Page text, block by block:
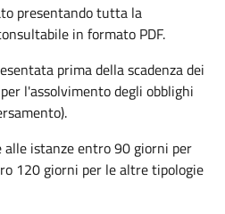
presentando tutta la
in formato PDF.
prima della scadenza dei
l'assolvimento degli obblighi
istanze entro 90 giorni per
120 giorni per le altre tipologie